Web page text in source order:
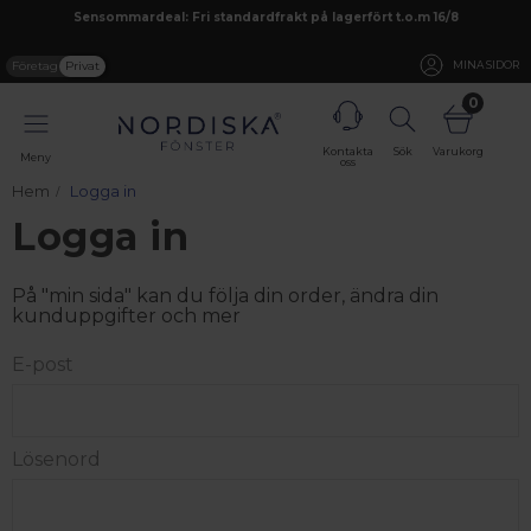
Sensommardeal: Fri standardfrakt på lagerfört t.o.m 16/8
Företag Privat MINA SIDOR
Meny
Kontakta
oss
Sök
0
Varukorg
Hem Logga in
Logga in
På "min sida" kan du följa din order, ändra din
kunduppgifter och mer
E-post
Lösenord